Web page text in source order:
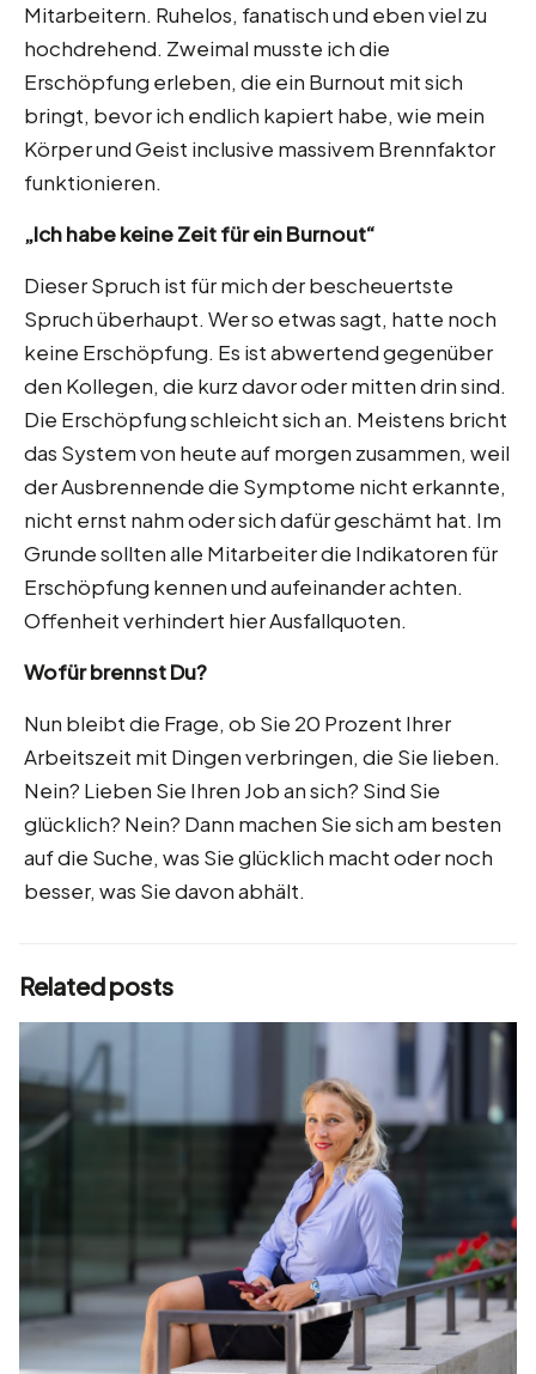
Mitarbeitern. Ruhelos, fanatisch und eben viel zu
hochdrehend. Zweimal musste ich die
Erschöpfung erleben, die ein Burnout mit sich
bringt, bevor ich endlich kapiert habe, wie mein
Körper und Geist inclusive massivem Brennfaktor
funktionieren.
„Ich habe keine Zeit für ein Burnout“
Dieser Spruch ist für mich der bescheuertste
Spruch überhaupt. Wer so etwas sagt, hatte noch
keine Erschöpfung. Es ist abwertend gegenüber
den Kollegen, die kurz davor oder mitten drin sind.
Die Erschöpfung schleicht sich an. Meistens bricht
das System von heute auf morgen zusammen, weil
der Ausbrennende die Symptome nicht erkannte,
nicht ernst nahm oder sich dafür geschämt hat. Im
Grunde sollten alle Mitarbeiter die Indikatoren für
Erschöpfung kennen und aufeinander achten.
Offenheit verhindert hier Ausfallquoten.
Wofür brennst Du?
Nun bleibt die Frage, ob Sie 20 Prozent Ihrer
Arbeitszeit mit Dingen verbringen, die Sie lieben.
Nein? Lieben Sie Ihren Job an sich? Sind Sie
glücklich? Nein? Dann machen Sie sich am besten
auf die Suche, was Sie glücklich macht oder noch
besser, was Sie davon abhält.
Related posts